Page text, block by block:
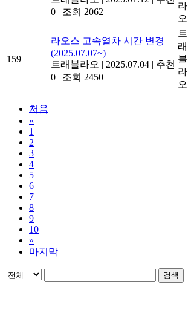
0 | 조회 2062
라
오
159
라오스 고속열차 시간 변경
(2025.07.07~)
트래블라오 | 2025.07.04 | 추천
0 | 조회 2450
트
래
블
라
오
처음
«
1
2
3
4
5
6
7
8
9
10
»
마지막
검색